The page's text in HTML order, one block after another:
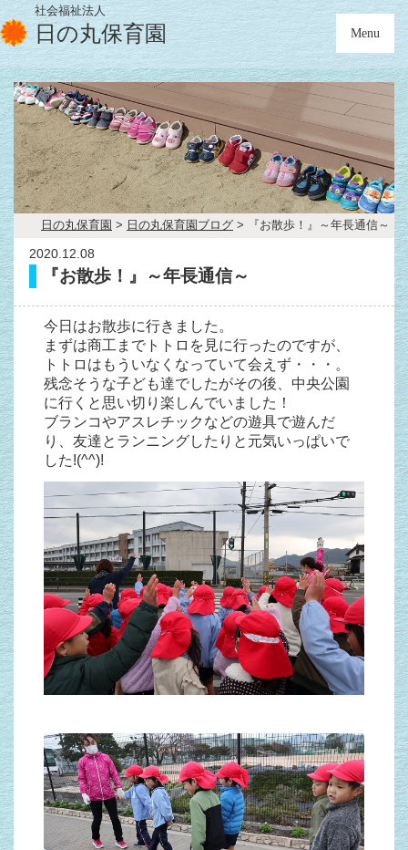
社会福祉法人
日の丸保育園 Menu
日の丸保育園 > 日の丸保育園ブログ > 『お散歩！』～年長通信～
2020.12.08
『お散歩！』～年長通信～
今日はお散歩に行きました。
まずは商工までトトロを見に行ったのですが、
トトロはもういなくなっていて会えず・・・。
残念そうな子ども達でしたがその後、中央公園
に行くと思い切り楽しんでいました！
ブランコやアスレチックなどの遊具で遊んだ
り、友達とランニングしたりと元気いっぱいで
した!(^^)!